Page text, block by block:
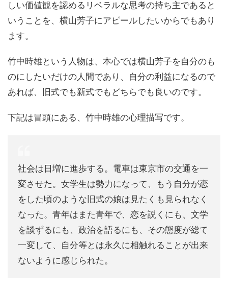
しい価値観を認めるリベラルな思考の持ち主であると
いうことを、横山芳子にアピールしたいからでもあり
ます。
竹中時雄という人物は、本心では横山芳子を自分のも
のにしたいだけの人間であり、自分の利益になるので
あれば、旧式でも新式でもどちらでも良いのです。
下記は冒頭にある、竹中時雄の心理描写です。
社会は日増に進歩する。電車は東京市の交通を一
変させた。女学生は勢力になって、もう自分が恋
をした頃のような旧式の娘は見たくも見られなく
なった。青年はまた青年で、恋を説くにも、文学
を談ずるにも、政治を語るにも、その態度が総て
一変して、自分等とは永久に相触れることが出来
ないように感じられた。